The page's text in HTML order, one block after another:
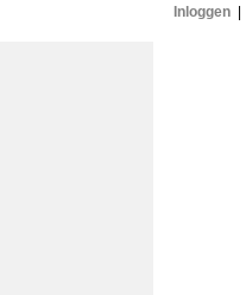
Inloggen